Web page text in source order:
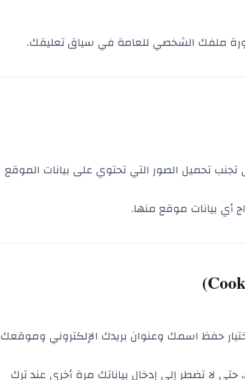
ملفك الشخصي للعامة في سياق تعليقك.
تحميل الصور التي تحتوي على بيانات الموقع
أي بيانات موقع منها.
حفظ اسمك وعنوان بريدك الإلكتروني وموقعك
لا تضطر إلى إدخال بياناتك مرة أخرى عند ترك